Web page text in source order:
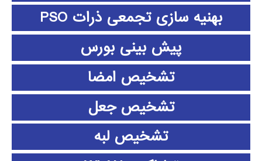
بهنیه سازی تجمعی ذرات PSO
پیش بینی بورس
تشخیص امضا
تشخیص جعل
تشخیص لبه